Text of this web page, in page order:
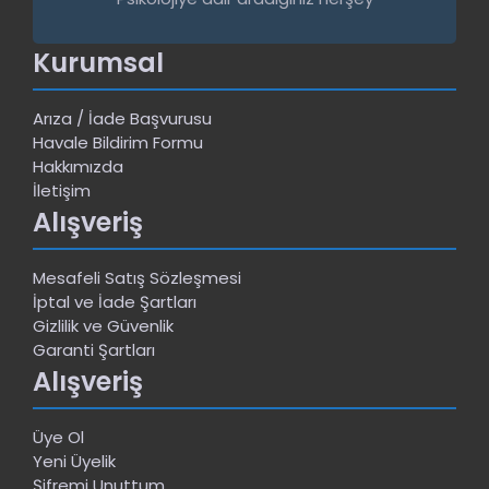
Kurumsal
Arıza / İade Başvurusu
Havale Bildirim Formu
Hakkımızda
İletişim
Alışveriş
Mesafeli Satış Sözleşmesi
İptal ve İade Şartları
Gizlilik ve Güvenlik
Garanti Şartları
Alışveriş
Üye Ol
Yeni Üyelik